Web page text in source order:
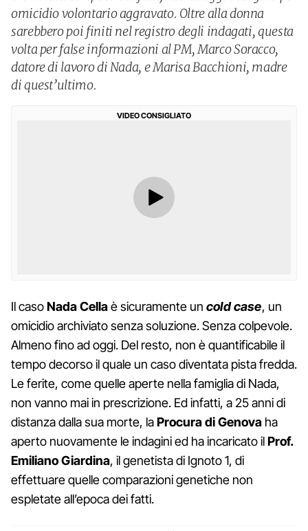
omicidio volontario aggravato. Oltre alla donna
sarebbero poi finiti nel registro degli indagati, questa
volta per false informazioni al PM, Marco Soracco,
datore di lavoro di Nada, e Marisa Bacchioni, madre
di quest’ultimo.
VIDEO CONSIGLIATO
Il casoNada Cellaè sicuramente un cold case, un
omicidio archiviato senza soluzione. Senza colpevole.
Almeno fino ad oggi. Del resto, non è quantificabile il
tempo decorso il quale un caso diventata pista fredda.
Le ferite, come quelle aperte nella famiglia di Nada,
non vanno mai in prescrizione. Ed infatti, a 25 anni di
distanza dalla sua morte, laProcura di Genova ha
aperto nuovamente le indagini ed ha incaricato ilProf.
Emiliano Giardina, il genetista di Ignoto 1, di
effettuare quelle comparazioni genetiche non
espletate all’epoca dei fatti.